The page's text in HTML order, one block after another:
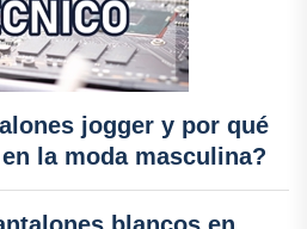
jogger y por qué
la moda masculina?